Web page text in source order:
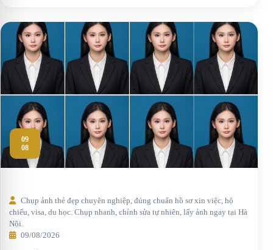
09
08
Chụp ảnh thẻ đẹp chuyên nghiệp, đúng chuẩn hồ sơ xin việc, hộ
chiếu, visa, du học. Chụp nhanh, chỉnh sửa tự nhiên, lấy ảnh ngay tại Hà
Nội.
09/08/2026